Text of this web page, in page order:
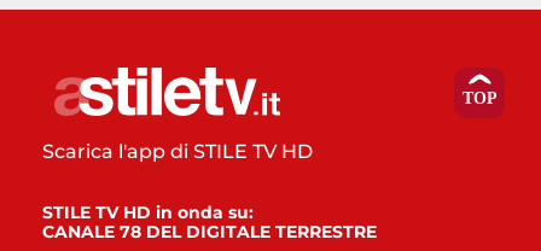
Scarica l'app di STILE TV HD
STILE TV HD in onda su:
CANALE 78 DEL DIGITALE TERRESTRE